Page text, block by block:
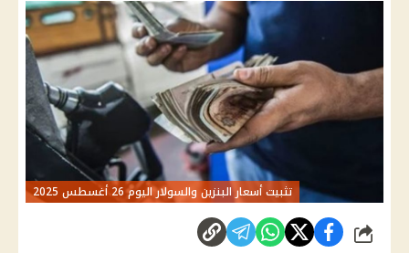
تثبيت أسعار البنزين والسولار اليوم 26 أغسطس 2025
شارك